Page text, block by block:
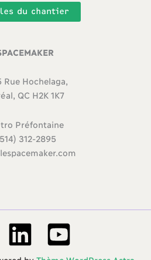
du chantier
Rue Hochelaga,
QC H2K 1K7
Préfontaine
312-2895